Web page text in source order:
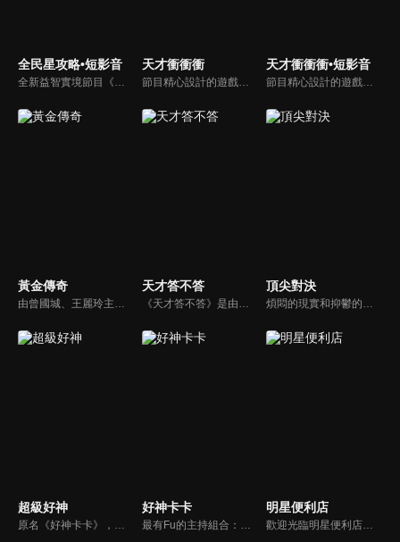
全民星攻略•短影音 天才衝衝衝
節目精心設計的遊戲內容，包括深受觀眾喜愛並且火紅於各大專院校的【TEMPO系列】，考驗藝人用肢體表達能力以及聯想能力的【你是WORD演】、【會演是英雄】，考驗英文程度的【EAR傳耳ABC】，超簡單、超爆笑的【看你怎麼說】，以及考驗藝人反應、機智以及隊友默契的【不可能的默契】等單元，逗趣又爆笑！
天才衝衝衝•短影音
節目精心設計的遊戲內容，包括深受觀眾喜愛並且火紅於各大專院校的【TEMPO系列】，考驗藝人用肢體表達能力以及聯想能力的【你是WORD演】、【會演是英雄】，考驗英文程度的【EAR傳耳ABC】，超簡單、超爆笑的【看你怎麼說】，以及考驗藝人反應、機智以及隊友默契的【不可能的默契】等單元，逗趣又爆笑！
黃金傳奇
由曾國城、王麗玲主持，許多人記憶中的經典外景綜藝節目之一。每次闖關成功的隊伍，可獲得藏寶圖；拼湊出完整藏寶圖者，可憑著藏寶圖提示至寶箱放置處；最後以正確寶箱之正確答案鑰匙開啟成功者，除隊長本身外的每位參賽者，即可獲得價值新台幣5萬元之黃金金牌。
天才答不答
《天才答不答》是由吳宗憲和吳怡霈共同主持的益智節目。節目設立高額的獎金來考驗藝人們真實的人性，同時將題目立體化，讓你身歷其境去冒險答題。更有哪些出乎意料的處罰，讓藝人羞愧的不想再答錯！一個最接近「人性」與「真實」的益智節目，現在就讓吳宗憲帶你輕鬆玩轉知識。
頂尖對決
煩悶的現實和抑鬱的社會，你需要的就是笑、大聲笑、開口笑，《頂尖對決》就要你笑到落ㄟ骸，最具綜藝實力的庹宗康，和喜感十足的納豆各自領軍對抗，藝人搞笑pk笑果十足，《頂尖對決》讓你忘掉一週煩惱！
超級好神
原名《好神卡卡》，後改名為《超級好神》，是一檔益智類綜藝節目，由「A咖天王」徐乃麟搭配黃鐙輝主持。「好神智慧王」、「好神記憶王」、「誰是爆點王」、「好神送好禮」四個單元，讓來賓一較高下。比反應，比記憶，比機智，比膽識，幸運女神的眷顧與遠離永遠都是個未知數！
好神卡卡
最有Fu的主持組合：「A咖天王」徐乃麟+「好神天心」朱芯儀+「真理大學校花」洪棠+「台大獸醫碩士」LYDIA。遊戲的層層關卡，來賓必須要和主持人比反應，比記憶，比機智，比膽識，幸運女神的眷顧與遠離永遠都是個未知數！
明星便利店
歡迎光臨明星便利店！你覺得便利店裡面有什麼？關東煮？茶葉蛋？還是讓你尖叫的大明星？一家擁有明星的便利店，到底有多稀奇，你會不會想要光臨呢？